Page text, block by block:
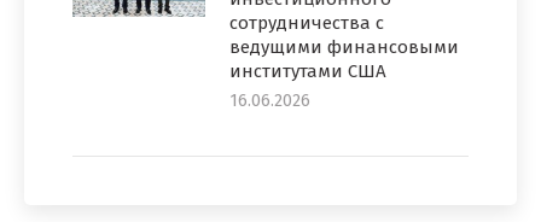
сотрудничества с
ведущими финансовыми
институтами США
16.06.2026